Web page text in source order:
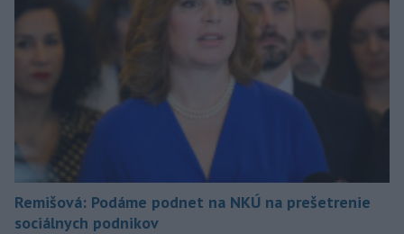
Remišová: Podáme podnet na NKÚ na prešetrenie
sociálnych podnikov